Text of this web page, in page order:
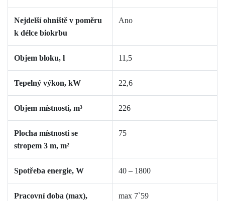
Nejdelší ohniště v poměru
k délce biokrbu
Ano
Objem bloku, l 11,5
Tepelný výkon, kW 22,6
Objem místnosti, m³ 226
Plocha místnosti se
stropem 3 m, m²
75
Spotřeba energie, W 40 – 1800
Pracovní doba (max),
max 7`59